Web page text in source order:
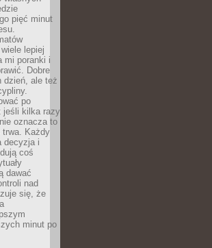
pięć minut
lepiej
mi poranki i
Dobre
dzień, ale też
po
jeśli kilka razy
oznacza to
trwa. Każdy
decyzja i
coś
dawać
nad
się, że
minut po